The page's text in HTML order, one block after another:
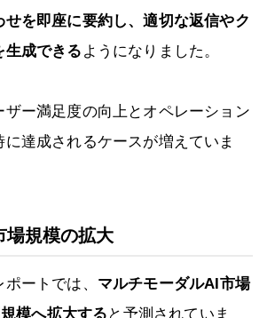
を即座に要約し、適切な返信やク
生成できる ようになりました。
ザー満足度の向上とオペレーション
に達成されるケースが増えていま
場規模の拡大
ートでは、 マルチモーダルAI市場
模へ拡大する と予測されていま